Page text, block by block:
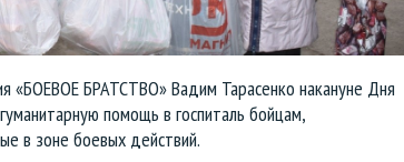
«БОЕВОЕ БРАТСТВО» Вадим Тарасенко накануне Дня
помощь в госпиталь бойцам,
в зоне боевых действий.